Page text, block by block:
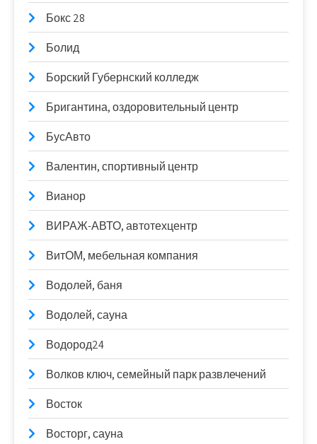
Бокс 28
Болид
Борский Губернский колледж
Бригантина, оздоровительный центр
БусАвто
Валентин, спортивный центр
Вианор
ВИРАЖ-АВТО, автотехцентр
ВитОМ, мебельная компания
Водолей, баня
Водолей, сауна
Водород24
Волков ключ, семейный парк развлечений
Восток
Восторг, сауна